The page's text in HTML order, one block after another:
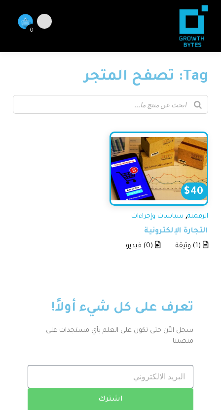
0
Tag: تصفح المتجر
$40
الرقمنة, سياسات وإجراءات
التجارة الإلكترونية
(0) فيديو (1) وثيقة
تعرف على كل شيء أولاً!
سجل الاّن حتى تكون على العلم بأي مستجدات على
منصتنا
اشترك